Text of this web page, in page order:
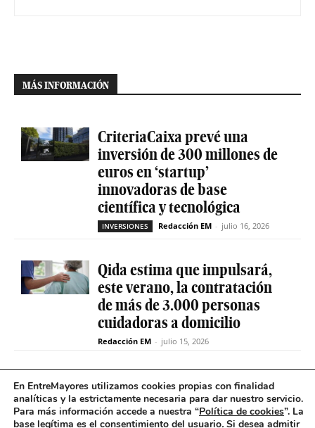
MÁS INFORMACIÓN
CriteriaCaixa prevé una
inversión de 300 millones de
euros en ‘startup’
innovadoras de base
científica y tecnológica
INVERSIONES Redacción EM - julio 16, 2026
Qida estima que impulsará,
este verano, la contratación
de más de 3.000 personas
cuidadoras a domicilio
Redacción EM - julio 15, 2026
La sociedad de capital riesgo
Axis invertirá hasta 15
millones en Qida para
En EntreMayores utilizamos cookies propias con finalidad
analíticas y la estrictamente necesaria para dar nuestro servicio.
Para más información accede a nuestra “Política de cookies”. La
base legítima es el consentimiento del usuario. Si desea admitir